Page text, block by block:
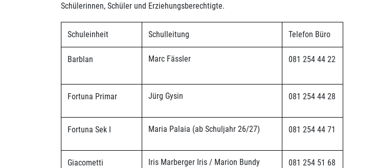
Schülerinnen, Schüler und Erziehungsberechtigte.
Schuleinheit Schulleitung Telefon Büro
Barblan Marc Fässler 081 254 44 22
Fortuna Primar Jürg Gysin 081 254 44 28
Fortuna Sek I Maria Palaia (ab Schuljahr 26/27) 081 254 44 71
Giacometti Iris Marberger Iris / Marion Bundy 081 254 51 68